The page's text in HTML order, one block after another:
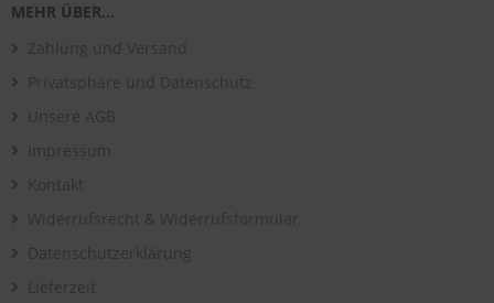
MEHR ÜBER...
Zahlung und Versand
Privatsphäre und Datenschutz
Unsere AGB
Impressum
Kontakt
Widerrufsrecht & Widerrufsformular
Datenschutzerklärung
Lieferzeit